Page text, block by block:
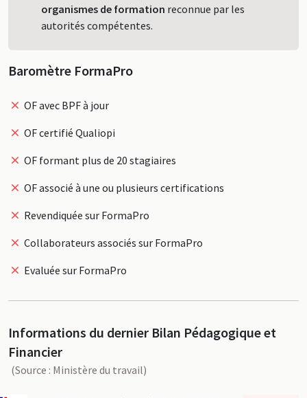
organismes de formation reconnue par les
autorités compétentes.
Baromètre FormaPro
OF avec BPF à jour
OF certifié Qualiopi
OF formant plus de 20 stagiaires
OF associé à une ou plusieurs certifications
Revendiquée sur FormaPro
Collaborateurs associés sur FormaPro
Evaluée sur FormaPro
Informations du dernier Bilan Pédagogique et
Financier
(Source : Ministère du travail)